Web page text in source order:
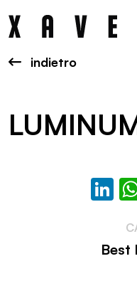
indietro
Best